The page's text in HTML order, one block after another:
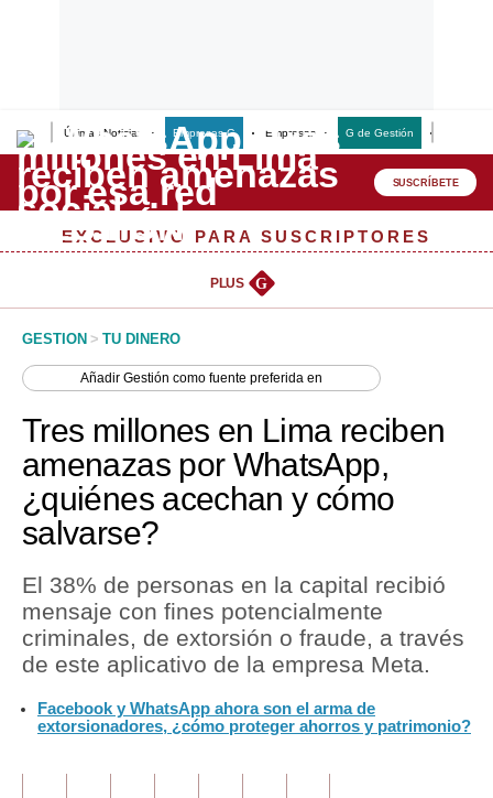
Últimas Noticias Empresas G Empresas G de Gestión
Lo último
Peru Quiosco
Management & Empleo
Perú
Política
Tu Dinero
Finanzas Personales
Inmobiliarias
Plus G
Opinión
SUSCRÍBETE
EXCLUSIVO PARA SUSCRIPTORES
PLUS G
GESTION > TU DINERO
AñadirGestión como fuente preferida en
Tres millones en Lima reciben
amenazas por WhatsApp,
¿quiénes acechan y cómo
salvarse?
El 38% de personas en la capital recibió
mensaje con fines potencialmente
criminales, de extorsión o fraude, a través
de este aplicativo de la empresa Meta.
Facebook y WhatsApp ahora son el arma de
extorsionadores, ¿cómo proteger ahorros y patrimonio?